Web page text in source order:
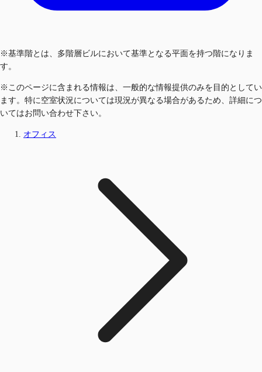
※基準階とは、多階層ビルにおいて基準となる平面を持つ階になりま
す。
※このページに含まれる情報は、一般的な情報提供のみを目的としてい
ます。特に空室状況については現況が異なる場合があるため、詳細につ
いてはお問い合わせ下さい。
オフィス